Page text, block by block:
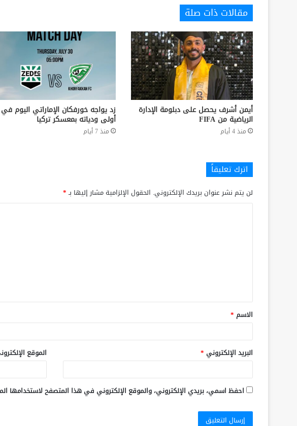
مقالات ذات صلة
أيمن أشرف يحصل على دبلومة الإدارة
الرياضية من FIFA
منذ 4 أيام
زد يواجه خورفكان الإماراتي اليوم في
أولى ودياته بمعسكر تركيا
منذ 7 أيام
اترك تعليقاً
لن يتم نشر عنوان بريدك الإلكتروني. الحقول الإلزامية مشار إليها بـ*
الاسم *
البريد الإلكتروني * الموقع
احفظ اسمي، بريدي الإلكتروني، والموقع الإلكتروني في هذا المتصفح لاستخدامها